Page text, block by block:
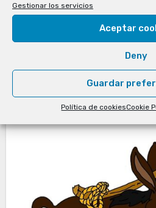
Gestionar los servicios
Aceptar
Deny
Guardar
Política de cookiesCookie
ventaja del nuevo
disciplina vence al talento,
emprendedor. Durante
admirar el